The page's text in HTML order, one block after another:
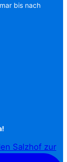
bis nach
Salzhof zur